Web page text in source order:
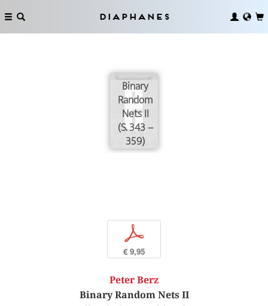
Diaphanes
Binary
Random
Nets II
(S. 343 –
359)
p
€ 9,95
Peter Berz
Binary Random Nets II